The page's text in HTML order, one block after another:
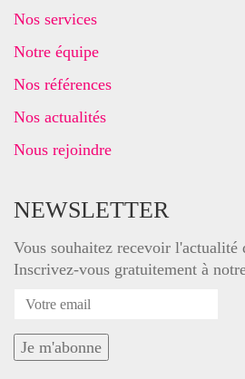
Nos services
Notre équipe
Nos références
Nos actualités
Nous rejoindre
NEWSLETTER
Vous souhaitez recevoir l'actualité
Inscrivez-vous gratuitement à